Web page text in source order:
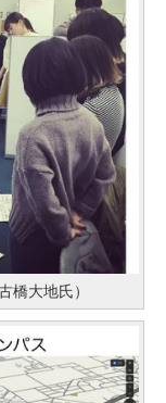
橋大地氏）